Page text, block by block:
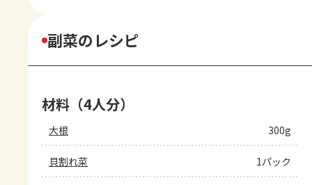
副菜のレシピ
材料（4人分）
大根 300g
貝割れ菜 1パック